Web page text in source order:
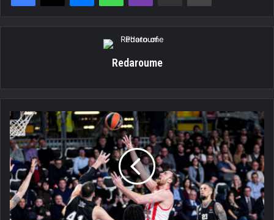
Redaroume
Χωρίς
Μιλουτίνοφ
-Αμφίβολος
ο
Νιλικίνα